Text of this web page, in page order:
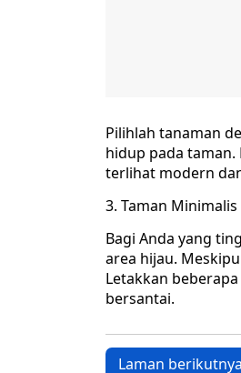
Pilihlah tanaman
hidup pada
terlihat modern
3. Taman
Bagi Anda yang
area hijau.
Letakkan
bersantai.
Laman berikutnya